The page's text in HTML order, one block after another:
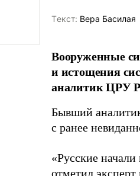
Tекст: Вера Басилая
Вооруженные
и истощения
аналитик ЦРУ
Бывший
с ранее
«Русские
отметил